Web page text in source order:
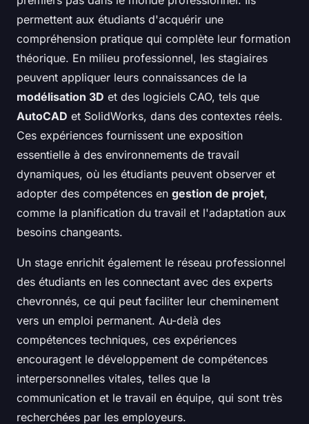
permettent aux étudiants d'acquérir une
compréhension pratique qui complète leur formation
théorique. En milieu professionnel, les stagiaires
peuvent appliquer leurs connaissances de la
modélisation 3D et des logiciels CAO, tels que
AutoCAD et SolidWorks, dans des contextes réels.
Ces expériences fournissent une exposition
essentielle à des environnements de travail
dynamiques, où les étudiants peuvent observer et
adopter des compétences en gestion de projet,
comme la planification du travail et l'adaptation aux
besoins changeants.
Un stage enrichit également le réseau professionnel
des étudiants en les connectant avec des experts
chevronnés, ce qui peut faciliter leur cheminement
vers un emploi permanent. Au-delà des
compétences techniques, ces expériences
encouragent le développement de compétences
interpersonnelles vitales, telles que la
communication et le travail en équipe, qui sont très
recherchées par les employeurs.